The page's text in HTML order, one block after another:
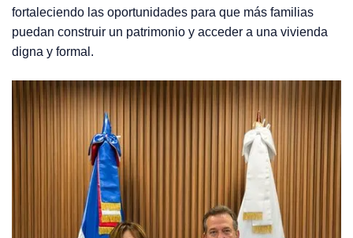
fortaleciendo las oportunidades para que más familias
puedan construir un patrimonio y acceder a una vivienda
digna y formal.